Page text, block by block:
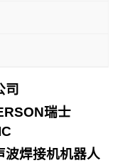
司
瑞士
波焊接机机器人